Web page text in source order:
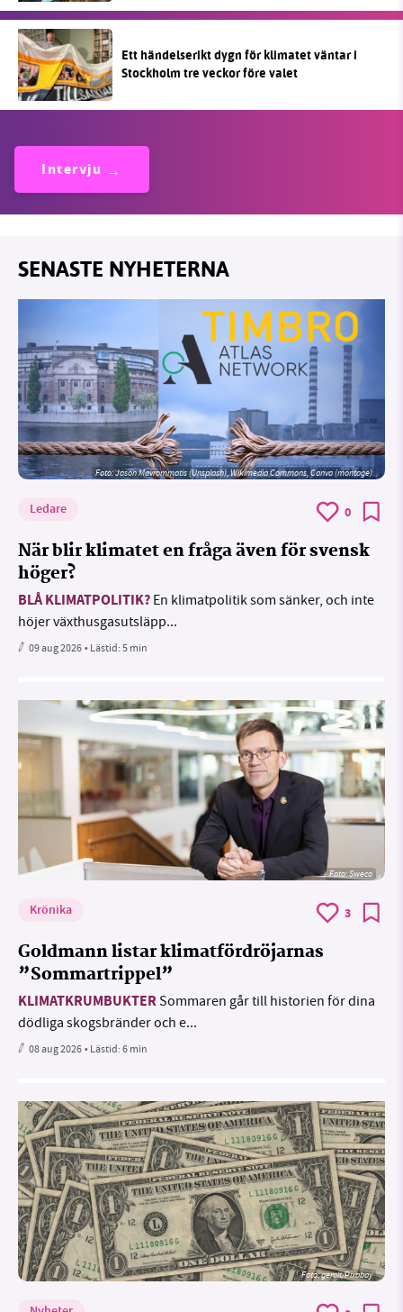
Ett händelserikt dygn för klimatet väntar i
Stockholm tre veckor före valet
Intervju
SENASTE NYHETERNA
Foto: Jason Mavrommatis (Unsplash), Wikimedia Commons, Canva (montage)
Ledare 0
När blir klimatet en fråga även för svensk
höger?
BLÅ KLIMATPOLITIK? En klimatpolitik som sänker, och inte
höjer växthusgasutsläpp...
09 aug 2026• Lästid:5 min
Foto: Sweco
Krönika 3
Goldmann listar klimatfördröjarnas
”Sommartrippel”
KLIMATKRUMBUKTERSommaren går till historien för dina
dödliga skogsbränder och e...
08 aug 2026• Lästid:6 min
Foto:geralt/Pixabay